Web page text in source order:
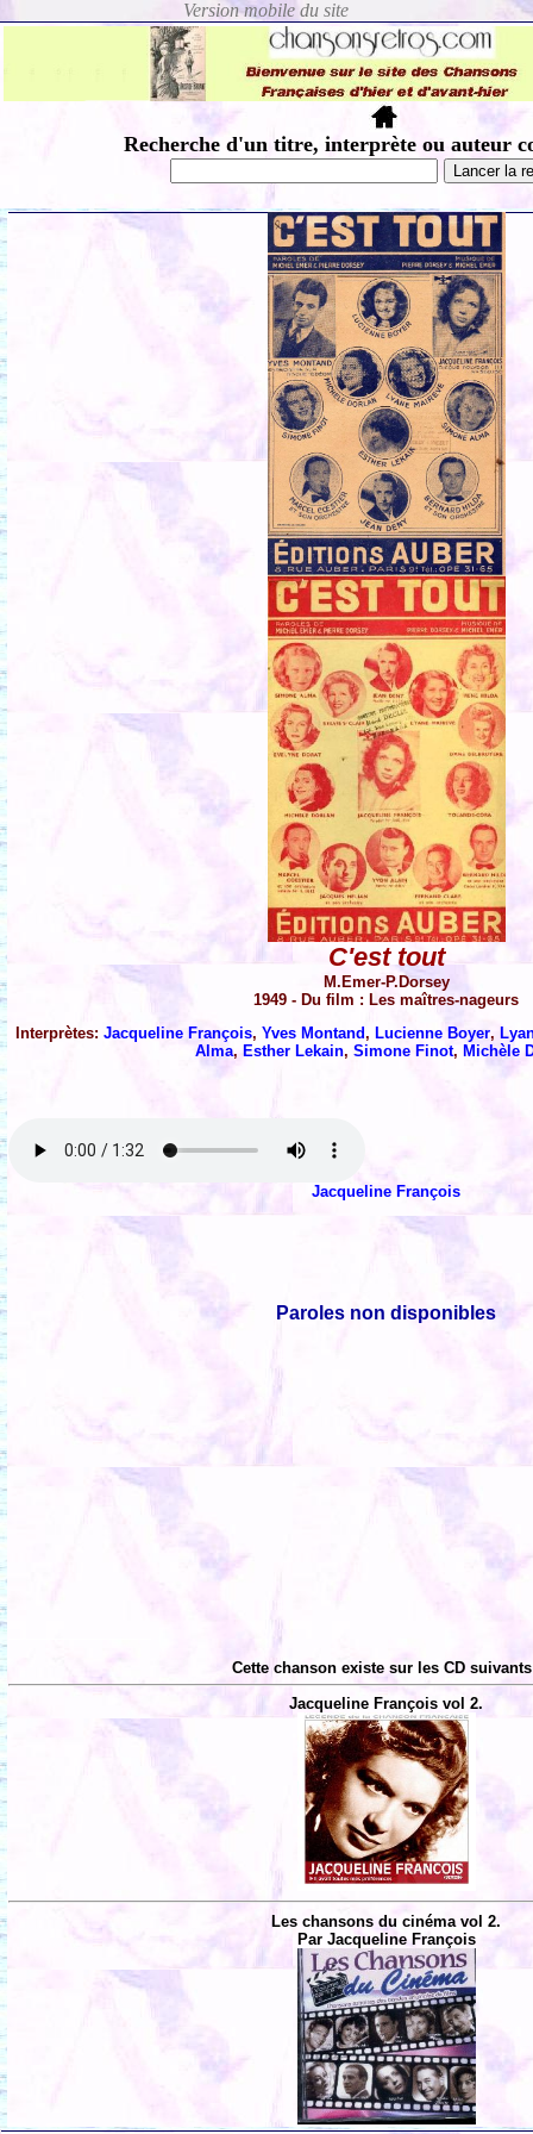
Recherche d'un titre, interprète ou auteur
C'est tout
M.Emer-P.Dorsey
1949 - Du film : Les maîtres-nageurs
Interprètes: Jacqueline François, Yves Montand , Lucienne Boyer,
Alma, Esther Lekain, Simone Finot, Michèle
Jacqueline François
Paroles non disponibles
Cette chanson existe sur les CD
Jacqueline François vol 2.
Les chansons du cinéma vol 2.
Par Jacqueline François